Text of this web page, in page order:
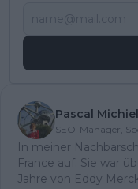
Pascal
SEO-Manager,
In meiner
France auf. Sie war
Jahre von Eddy